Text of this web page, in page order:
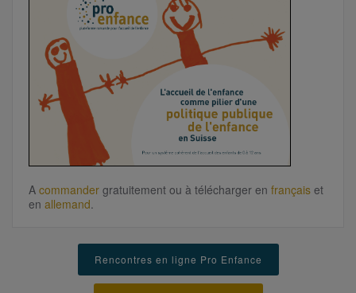
A commander gratuitement ou à télécharger en français et
en allemand.
Rencontres en ligne Pro Enfance